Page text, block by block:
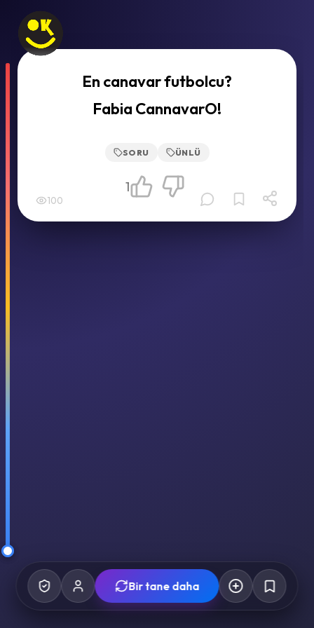
En canavar futbolcu?
Fabia CannavarO!
SORU ÜNLÜ
100
1
Bir tane daha